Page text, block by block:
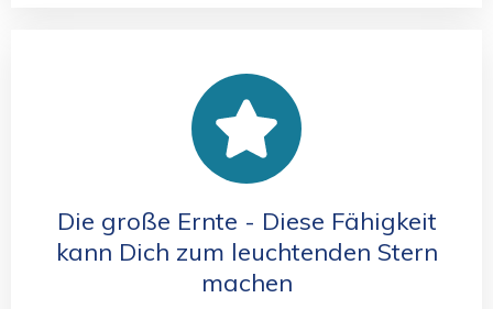
Die große Ernte - Diese Fähigkeit
kann Dich zum leuchtenden Stern
machen